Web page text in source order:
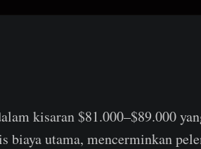
kisaran $81.000–$89.000
biaya utama, mencerminkan